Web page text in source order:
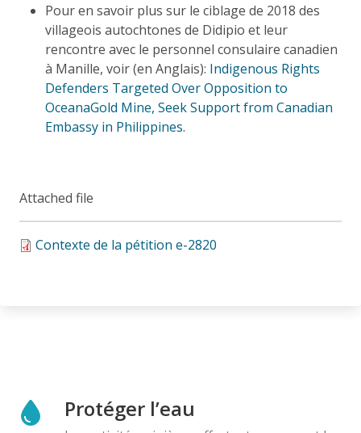
Pour en savoir plus sur le ciblage de 2018 des
villageois autochtones de Didipio et leur
rencontre avec le personnel consulaire canadien
à Manille, voir (en Anglais): Indigenous Rights
Defenders Targeted Over Opposition to
OceanaGold Mine, Seek Support from Canadian
Embassy in Philippines.
Attached file
Contexte de la pétition e-2820
Protéger l’eau